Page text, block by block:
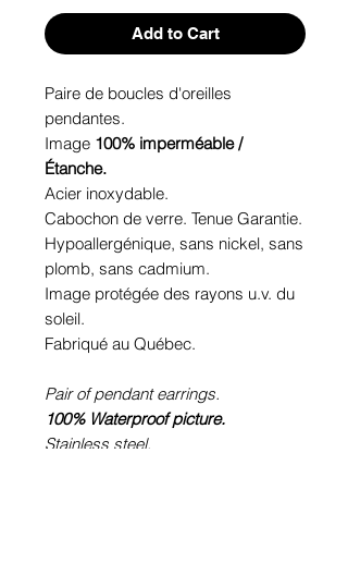
Add to Cart
Paire de boucles d'oreilles
pendantes.
Image 100% imperméable /
Étanche.
Acier inoxydable.
Cabochon de verre. Tenue Garantie.
Hypoallergénique, sans nickel, sans
plomb, sans cadmium.
Image protégée des rayons u.v. du
soleil.
Fabriqué au Québec.
Pair of pendant earrings.
100% Waterproof picture.
Stainless steel.